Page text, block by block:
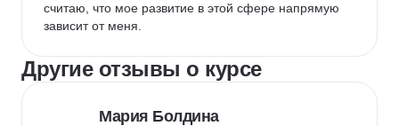
считаю, что мое развитие в этой сфере напрямую
зависит от меня.
Другие отзывы о курсе
Мария Болдина